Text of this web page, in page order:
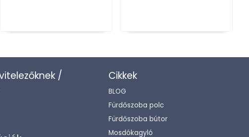
/
Cikkek
BLOG
Fürdőszoba polc
Fürdőszoba bútor
Mosdókagyló